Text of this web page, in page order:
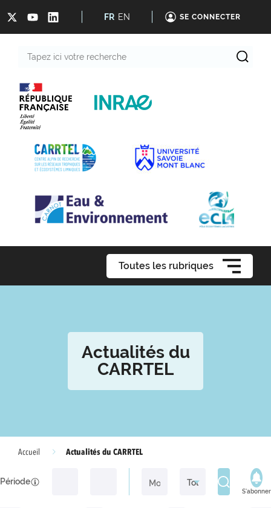
FR EN SE CONNECTER
recherche
Toutes les rubriques
Actualités du
CARRTEL
Accueil Actualités du CARRTEL
Période
S'abonner